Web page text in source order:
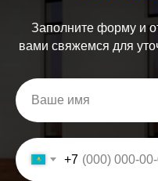
Заполните форму и
вами свяжемся для
+7